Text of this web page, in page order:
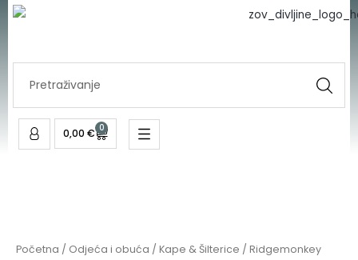
Skip
0,00 € 0
Cart
Početna / Odjeća i obuća / Kape & Šilterice / Ridgemonkey